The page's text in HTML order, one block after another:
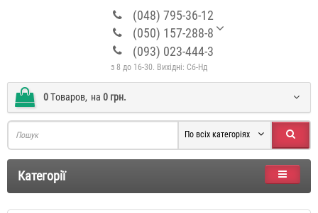
(048) 795-36-12
(050) 157-288-8
(093) 023-444-3
з 8 до 16-30. Вихідні: Сб-Нд
0Tоваров, на 0 грн.
По всіх категоріях
Категорії